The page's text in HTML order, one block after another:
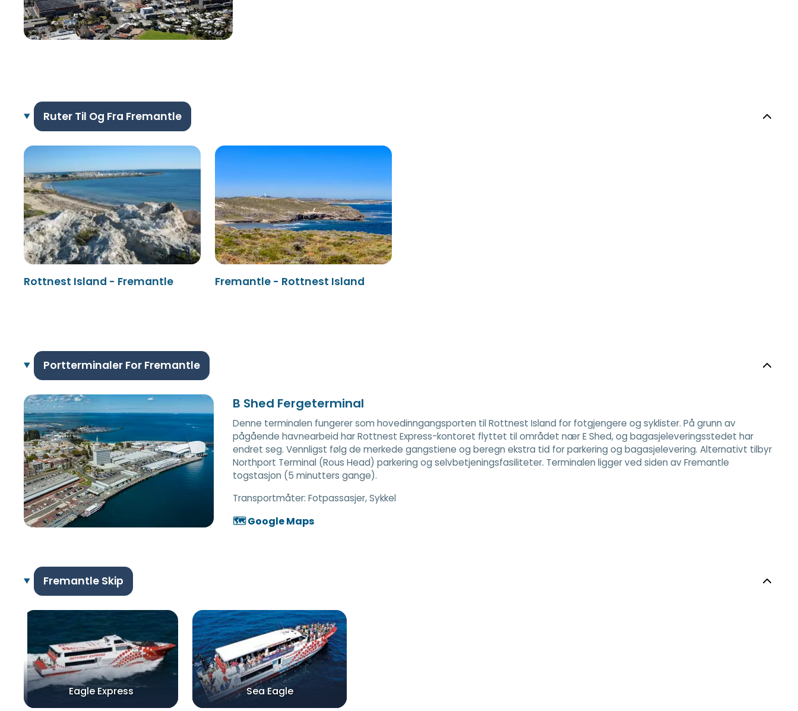
Ruter Til Og Fra Fremantle
Rottnest Island - Fremantle Fremantle - Rottnest Island
Portterminaler For Fremantle
B Shed Fergeterminal
Denne terminalen fungerer som hovedinngangsporten til Rottnest Island for fotgjengere og syklister. På grunn av
pågående havnearbeid har Rottnest Express-kontoret flyttet til området nær E Shed, og bagasjeleveringsstedet har
endret seg. Vennligst følg de merkede gangstiene og beregn ekstra tid for parkering og bagasjelevering. Alternativt tilbyr
Northport Terminal (Rous Head) parkering og selvbetjeningsfasiliteter. Terminalen ligger ved siden av Fremantle
togstasjon (5 minutters gange).
Transportmåter: Fotpassasjer, Sykkel
🗺️ Google Maps
Fremantle Skip
Eagle Express Sea Eagle